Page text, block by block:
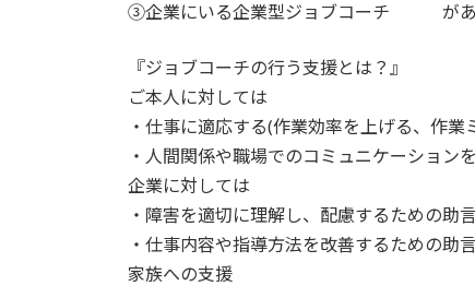
③企業にいる企業型ジョブコーチ があ
『ジョブコーチの行う支援とは？』
ご本人に対しては
・仕事に適応する(作業効率を上げる、作
・人間関係や職場でのコミュニケーション
企業に対しては
・障害を適切に理解し、配慮するための助
・仕事内容や指導方法を改善するための助
家族への支援